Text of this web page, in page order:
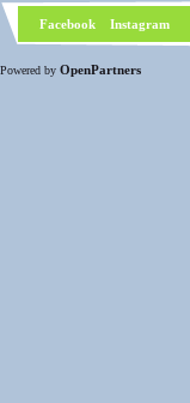
Facebook Instagram
Powered by OpenPartners